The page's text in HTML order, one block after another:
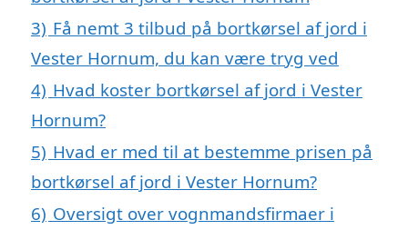
3) Få nemt 3 tilbud på bortkørsel af jord i
Vester Hornum, du kan være tryg ved
4) Hvad koster bortkørsel af jord i Vester
Hornum?
5) Hvad er med til at bestemme prisen på
bortkørsel af jord i Vester Hornum?
6) Oversigt over vognmandsfirmaer i